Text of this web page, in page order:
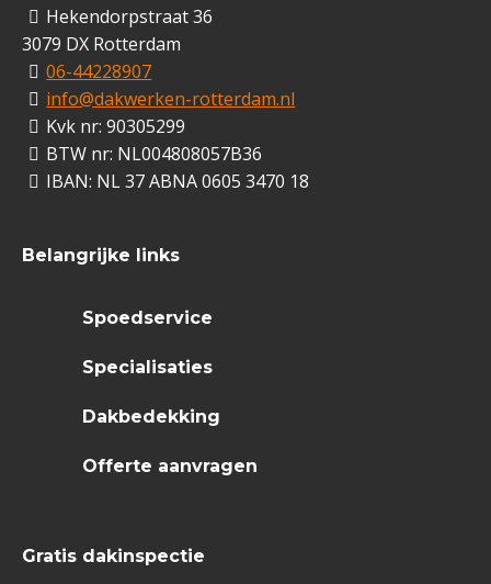
Hekendorpstraat 36
3079 DX Rotterdam
06-44228907
info@dakwerken-rotterdam.nl
Kvk nr: 90305299
BTW nr: NL004808057B36
IBAN: NL 37 ABNA 0605 3470 18
Belangrijke links
Spoedservice
Specialisaties
Dakbedekking
Offerte aanvragen
Gratis dakinspectie